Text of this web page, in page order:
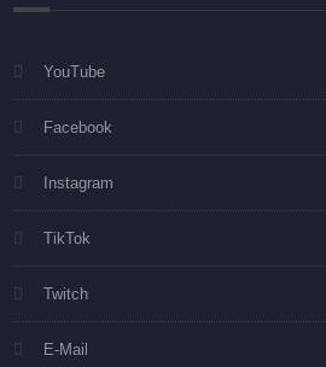
YouTube
Facebook
Instagram
TikTok
Twitch
E-Mail